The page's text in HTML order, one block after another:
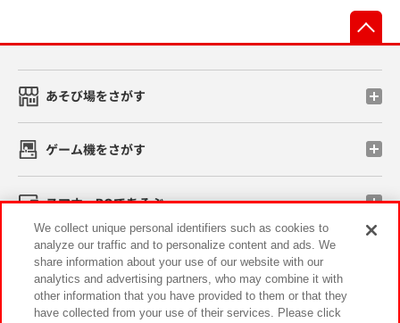
あそび場をさがす
ゲーム機をさがす
スマホ・PCであそぶ
イベント・キャンペーン
We collect unique personal identifiers such as cookies to
analyze our traffic and to personalize content and ads. We
share information about your use of our website with our
analytics and advertising partners, who may combine it with
other information that you have provided to them or that they
have collected from your use of their services. Please click